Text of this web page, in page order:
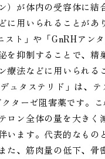
が体内の受容体に
用いられることが
ト」や「GnRHアン
を抑制することで、
療法などに用いられ
ュタステリド」は、
ターゼ阻害薬です。
ン全体の量を大き
います。代表的なも
、筋肉量の低下、